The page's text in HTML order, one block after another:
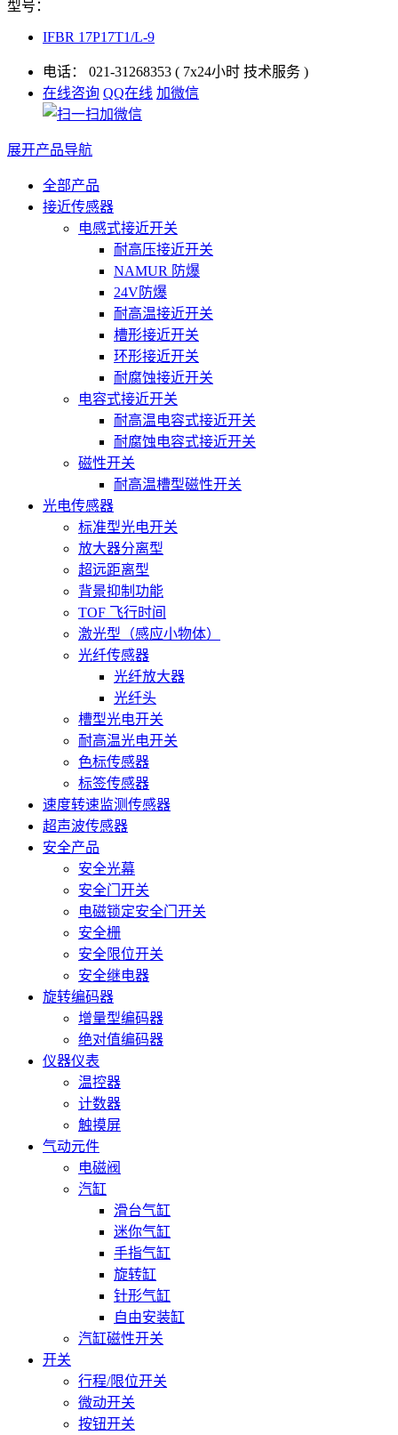
型号：
IFBR 17P17T1/L-9
电话： 021-31268353 ( 7x24小时 技术服务 )
在线咨询 QQ在线 加微信
展开产品导航
全部产品
接近传感器
电感式接近开关
耐高压接近开关
NAMUR 防爆
24V防爆
耐高温接近开关
槽形接近开关
环形接近开关
耐腐蚀接近开关
电容式接近开关
耐高温电容式接近开关
耐腐蚀电容式接近开关
磁性开关
耐高温槽型磁性开关
光电传感器
标准型光电开关
放大器分离型
超远距离型
背景抑制功能
TOF 飞行时间
激光型（感应小物体）
光纤传感器
光纤放大器
光纤头
槽型光电开关
耐高温光电开关
色标传感器
标签传感器
速度转速监测传感器
超声波传感器
安全产品
安全光幕
安全门开关
电磁锁定安全门开关
安全栅
安全限位开关
安全继电器
旋转编码器
增量型编码器
绝对值编码器
仪器仪表
温控器
计数器
触摸屏
气动元件
电磁阀
汽缸
滑台气缸
迷你气缸
手指气缸
旋转缸
针形气缸
自由安装缸
汽缸磁性开关
开关
行程/限位开关
微动开关
按钮开关